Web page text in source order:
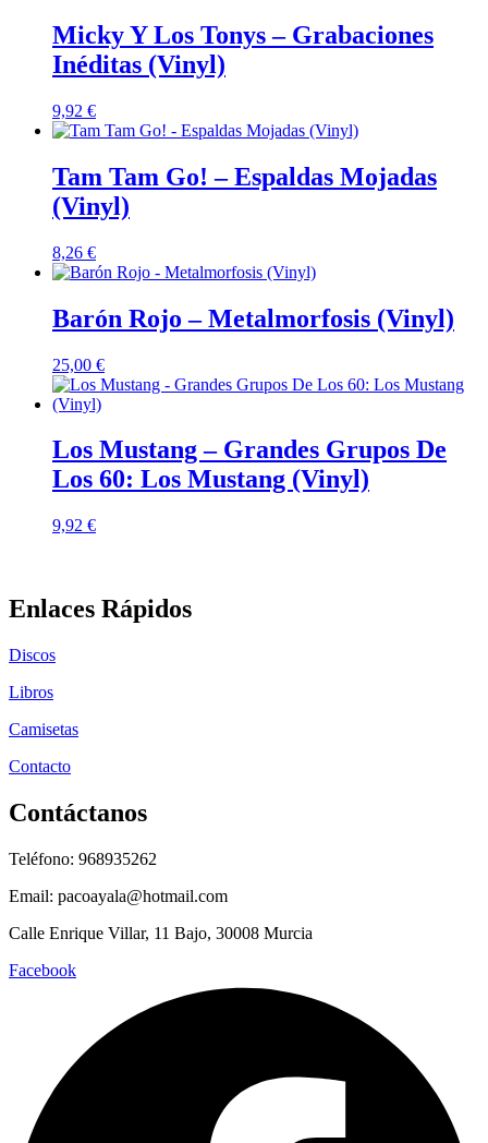
Micky Y Los Tonys – Grabaciones
Inéditas (Vinyl)
9,92 €
Tam Tam Go! – Espaldas Mojadas
(Vinyl)
8,26 €
Barón Rojo – Metalmorfosis (Vinyl)
25,00 €
Los Mustang – Grandes Grupos De
Los 60: Los Mustang (Vinyl)
9,92 €
Enlaces Rápidos
Discos
Libros
Camisetas
Contacto
Contáctanos
Teléfono: 968935262
Email: pacoayala@hotmail.com
Calle Enrique Villar, 11 Bajo, 30008 Murcia
Facebook